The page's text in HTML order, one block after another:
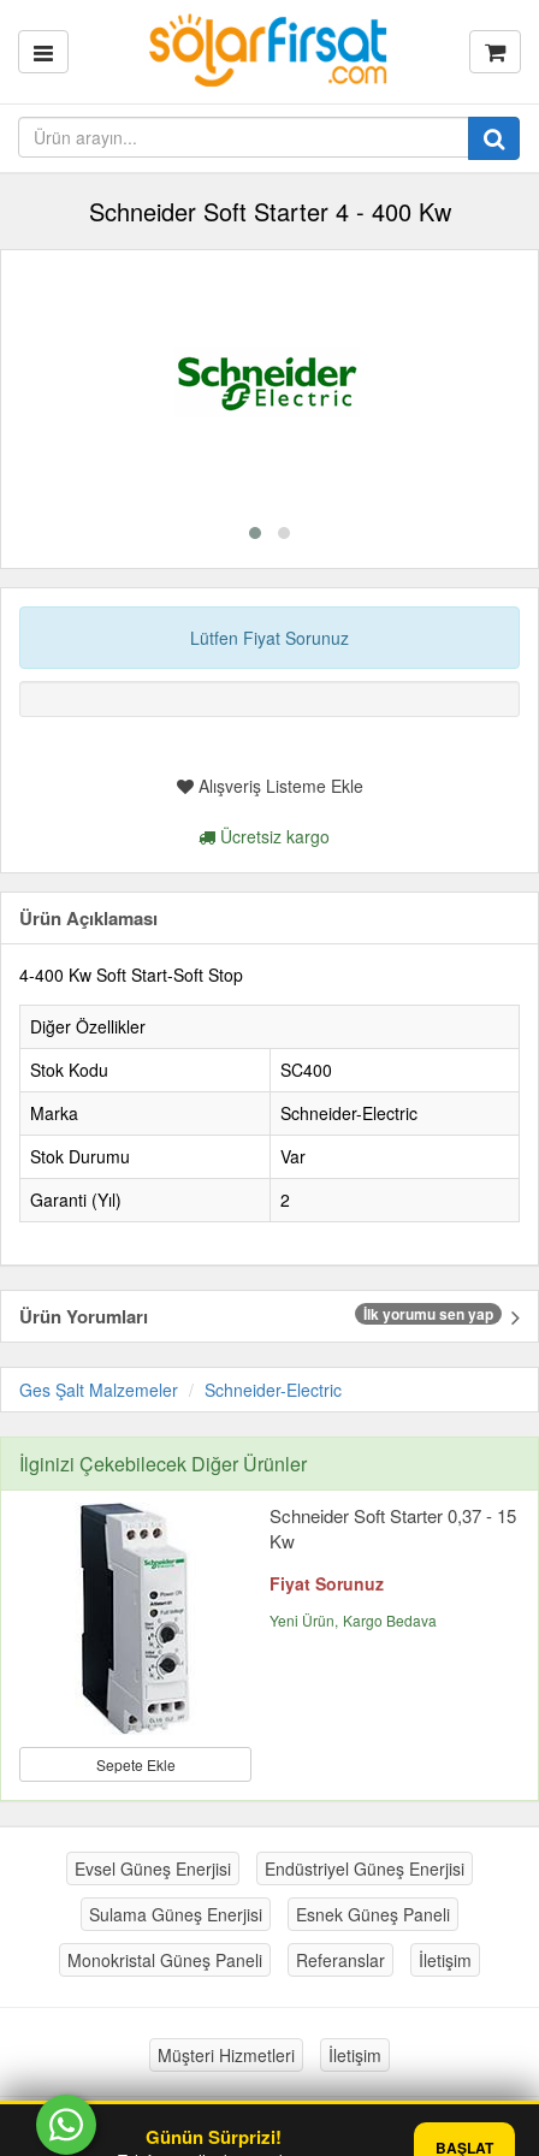
Schneider Soft Starter 4 - 400 Kw
Lütfen Fiyat Sorunuz
Alışveriş Listeme Ekle
Ücretsiz kargo
Ürün Açıklaması
4-400 Kw Soft Start-Soft Stop
Diğer Özellikler
Stok Kodu
SC400
Marka
Schneider-Electric
Stok Durumu
Var
Garanti (Yıl)
2
Ürün Yorumları İlk yorumu sen yap
Ges Şalt Malzemeler Schneider-Electric
İlginizi Çekebilecek Diğer Ürünler
Sepete Ekle
Schneider Soft Starter 0,37 - 15
Kw
Fiyat Sorunuz
Yeni Ürün Kargo Bedava
Evsel Güneş Enerjisi
Endüstriyel Güneş Enerjisi
Sulama Güneş Enerjisi
Esnek Güneş Paneli
Monokristal Güneş Paneli
Referanslar İletişim
Müşteri Hizmetleri İletişim
PlatinMarket®E-Ticaret Sistemi
Günün Sürprizi! BAŞLAT